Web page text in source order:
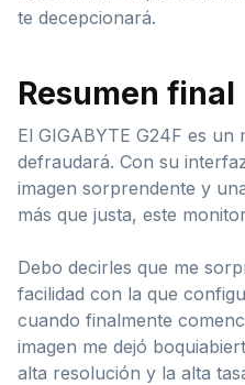
te decepcionará.
Resumen final
El GIGABYTE G24F es
defraudará. Con su
imagen sorprendente y
más que justa, este
Debo decirles que me
facilidad con la que
cuando finalmente
imagen me dejó
alta resolución y la alta